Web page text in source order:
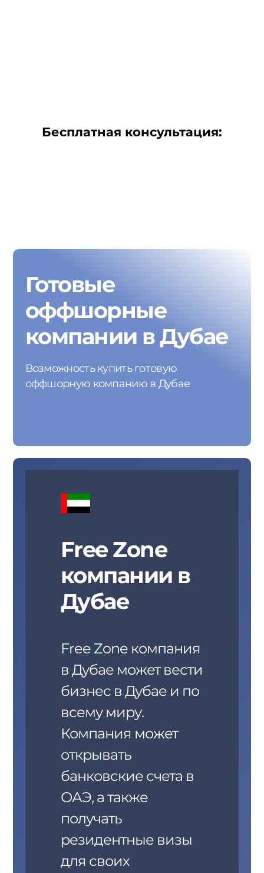
Бесплатная консультация:
Готовые
оффшорные
компании в Дубае
Возможность купить готовую
оффшорную компанию в Дубае
Free Zone
компании в
Дубае
Free Zone компания
в Дубае может вести
бизнес в Дубае и по
всему миру.
Компания может
открывать
банковские счета в
ОАЭ, а также
получать
резидентные визы
для своих